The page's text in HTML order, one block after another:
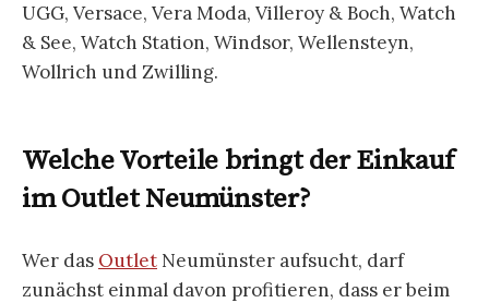
UGG, Versace, Vera Moda, Villeroy & Boch, Watch
& See, Watch Station, Windsor, Wellensteyn,
Wollrich und Zwilling.
Welche Vorteile bringt der Einkauf
im Outlet Neumünster?
Wer das Outlet Neumünster aufsucht, darf
zunächst einmal davon profitieren, dass er beim